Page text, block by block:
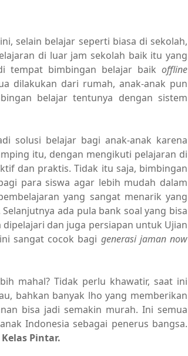
selain belajar seperti biasa di sekolah,
di luar jam sekolah baik itu yang
tempat bimbingan belajar baik offline
dilakukan dari rumah, anak-anak pun
belajar tentunya dengan sistem
solusi belajar bagi anak-anak karena
itu, dengan mengikuti pelajaran di
dan praktis. Tidak itu saja, bimbingan
para siswa agar lebih mudah dalam
yang sangat menarik yang
Selanjutnya ada pula bank soal yang bisa
dan juga persiapan untuk Ujian
sangat cocok bagi generasi jaman now
mahal? Tidak perlu khawatir, saat ini
bahkan banyak lho yang memberikan
bisa jadi semakin murah. Ini semua
Indonesia sebagai penerus bangsa.
Kelas Pintar.